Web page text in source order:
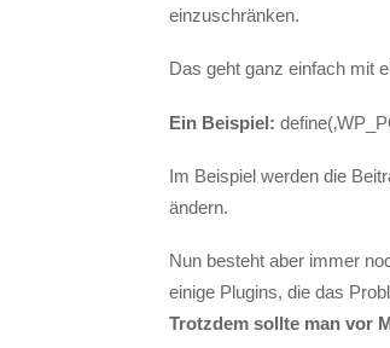
einzuschränken.
Das geht ganz einfach mit
Ein Beispiel:
Im Beispiel werden die
ändern.
Nun besteht aber immer
einige Plugins, die das
Trotzdem sollte man vor